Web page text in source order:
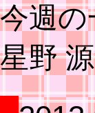
今週の
星野